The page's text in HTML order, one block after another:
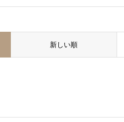
新しい順